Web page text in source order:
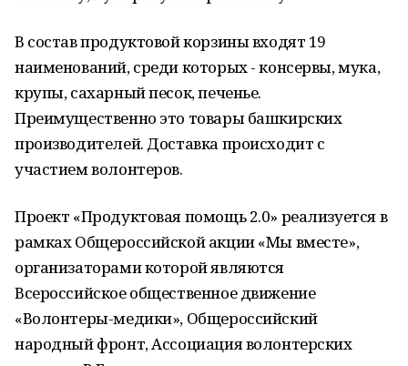
В состав продуктовой корзины входят 19
наименований, среди которых - консервы, мука,
крупы, сахарный песок, печенье.
Преимущественно это товары башкирских
производителей. Доставка происходит с
участием волонтеров.
Проект «Продуктовая помощь 2.0» реализуется в
рамках Общероссийской акции «Мы вместе»,
организаторами которой являются
Всероссийское общественное движение
«Волонтеры-медики», Общероссийский
народный фронт, Ассоциация волонтерских